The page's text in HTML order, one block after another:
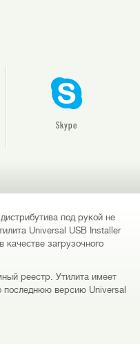
Skype
под рукой не
Universal USB Installer
загрузочного
реестр. Утилита имеет
последнюю версию Universal